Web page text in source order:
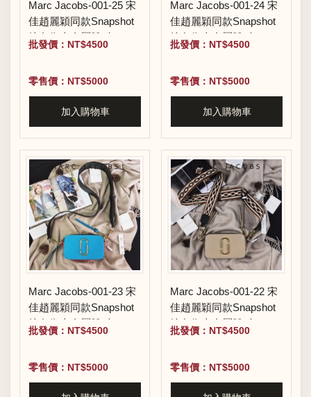
Marc Jacobs-001-25 宋
佳趙麗穎同款Snapshot
撞色復古金屬雙J扣D扣
全新電鍍Logo相機包
批發價：NT$4500
零售價：NT$5000
加入購物車
Marc Jacobs-001-24 宋
佳趙麗穎同款Snapshot
撞色復古金屬雙J扣D扣
全新電鍍Logo相機包
批發價：NT$4500
零售價：NT$5000
加入購物車
Marc Jacobs-001-23 宋
佳趙麗穎同款Snapshot
撞色復古金屬雙J扣D扣
全新電鍍Logo相機包
批發價：NT$4500
零售價：NT$5000
Marc Jacobs-001-22 宋
佳趙麗穎同款Snapshot
撞色復古金屬雙J扣D扣
全新電鍍Logo相機包
批發價：NT$4500
零售價：NT$5000